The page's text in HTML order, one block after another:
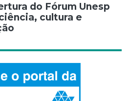
do Fórum Unesp
cultura e